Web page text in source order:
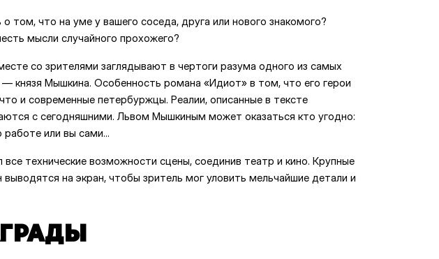
том, что на уме у вашего соседа, друга или нового знакомого?
мысли случайного прохожего?
со зрителями заглядывают в чертоги разума одного из самых
— князя Мышкина. Особенность романа «Идиот» в том, что его герои
и современные петербуржцы. Реалии, описанные в тексте
с сегодняшними. Львом Мышкиным может оказаться кто угодно:
работе или вы сами...
технические возможности сцены, соединив театр и кино. Крупные
на экран, чтобы зритель мог уловить мельчайшие детали и